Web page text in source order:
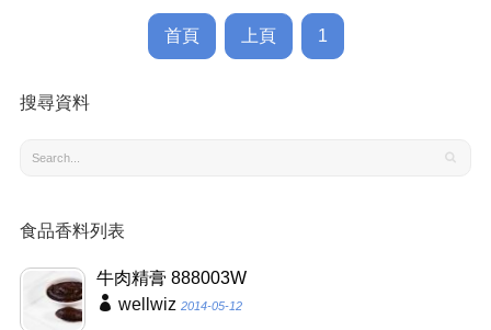
首頁 上頁 1
搜尋資料
食品香料列表
牛肉精膏 888003W
wellwiz 2014-05-12